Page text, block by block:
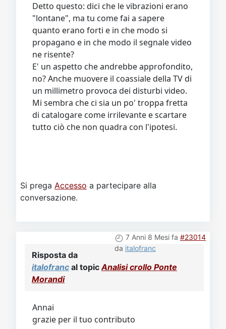
Detto questo: dici che le vibrazioni erano
"lontane", ma tu come fai a sapere
quanto erano forti e in che modo si
propagano e in che modo il segnale video
ne risente?
E' un aspetto che andrebbe approfondito,
no? Anche muovere il coassiale della TV di
un millimetro provoca dei disturbi video.
Mi sembra che ci sia un po' troppa fretta
di catalogare come irrilevante e scartare
tutto ciò che non quadra con l'ipotesi.
Si prega Accesso a partecipare alla
conversazione.
7 Anni 8 Mesi fa #23014
da italofranc
Risposta da
italofranc al topicAnalisi crollo Ponte
Morandi
Annai
grazie per il tuo contributo